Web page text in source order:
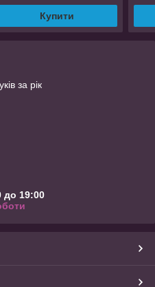
Купити
за рік
до 19:00